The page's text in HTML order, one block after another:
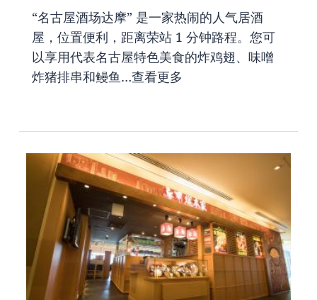
“名古屋酒场达摩” 是一家热闹的人气居酒
屋，位置便利，距离荣站 1 分钟路程。您可
以享用代表名古屋特色美食的炸鸡翅、味噌
炸猪排串和鳗鱼…查看更多